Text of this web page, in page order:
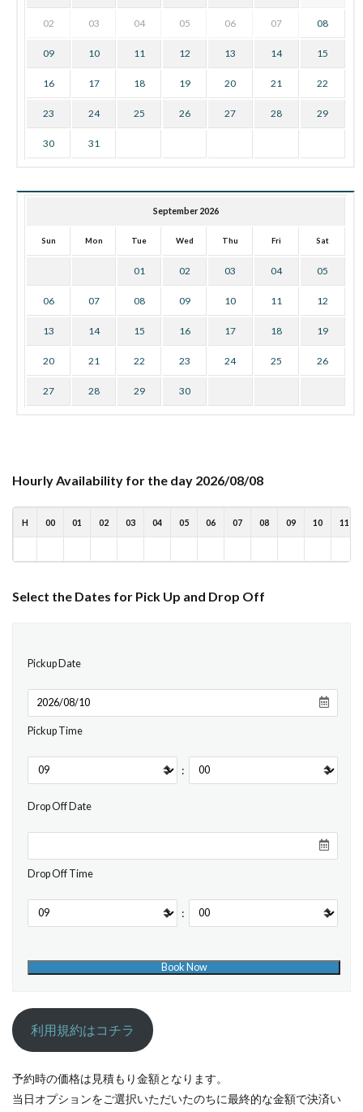
02 03 04 05 06 07 08
09 10 11 12 13 14 15
16 17 18 19 20 21 22
23 24 25 26 27 28 29
30 31
September 2026
Sun Mon Tue Wed Thu Fri Sat
01 02 03 04 05
06 07 08 09 10 11 12
13 14 15 16 17 18 19
20 21 22 23 24 25 26
27 28 29 30
Hourly Availability for the day 2026/08/08
H 00 01 02 03 04 05 06 07 08 09 10 11
Select the Dates for Pick Up and Drop Off
Pickup Date
Pickup Time
:
Drop Off Date
Drop Off Time
:
利用規約はコチラ
予約時の価格は見積もり金額となります。
当日オプションをご選択いただいたのちに最終的な金額で決済い